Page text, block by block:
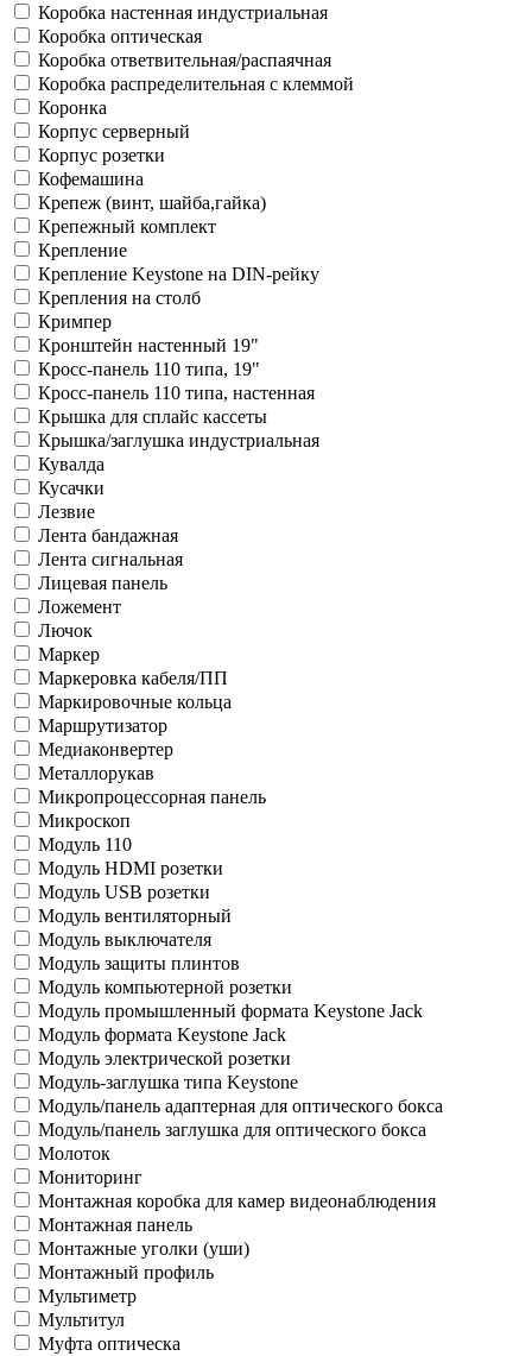
Коробка настенная индустриальная
Коробка оптическая
Коробка ответвительная/распаячная
Коробка распределительная с клеммой
Коронка
Корпус cерверный
Корпус розетки
Кофемашина
Крепеж (винт, шайба,гайка)
Крепежный комплект
Крепление
Крепление Keystone на DIN-рейку
Крепления на столб
Кримпер
Кронштейн настенный 19"
Кросс-панель 110 типа, 19"
Кросс-панель 110 типа, настенная
Крышка для сплайс кассеты
Крышка/заглушка индустриальная
Кувалда
Кусачки
Лезвие
Лента бандажная
Лента сигнальная
Лицевая панель
Ложемент
Лючок
Маркер
Маркеровка кабеля/ПП
Маркировочные кольца
Маршрутизатор
Медиаконвертер
Металлорукав
Микропроцессорная панель
Микроскоп
Модуль 110
Модуль HDMI розетки
Модуль USB розетки
Модуль вентиляторный
Модуль выключателя
Модуль защиты плинтов
Модуль компьютерной розетки
Модуль промышленный формата Keystone Jack
Модуль формата Keystone Jack
Модуль электрической розетки
Модуль-заглушка типа Keystone
Модуль/панель адаптерная для оптического бокса
Модуль/панель заглушка для оптического бокса
Молоток
Мониторинг
Монтажная коробка для камер видеонаблюдения
Монтажная панель
Монтажные уголки (уши)
Монтажный профиль
Мультиметр
Мультитул
Муфта оптическа